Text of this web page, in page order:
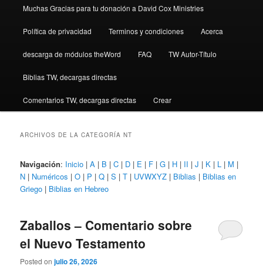
Muchas Gracias para tu donación a David Cox Ministries
Política de privacidad Terminos y condiciones Acerca
descarga de módulos theWord FAQ TW Autor-Título
Biblias TW, decargas directas
Comentarios TW, decargas directas Crear
ARCHIVOS DE LA CATEGORÍANT
Navigación: Inicio |A | B |C | D | E | F |G | H | II |J | K | L | M |
N | Numéricos |O | P |Q |S |T | UVWXYZ | Biblias | Biblias en
Griego | Biblias en Hebreo
Zaballos – Comentario sobre
el Nuevo Testamento
Posted onjulio 26, 2026